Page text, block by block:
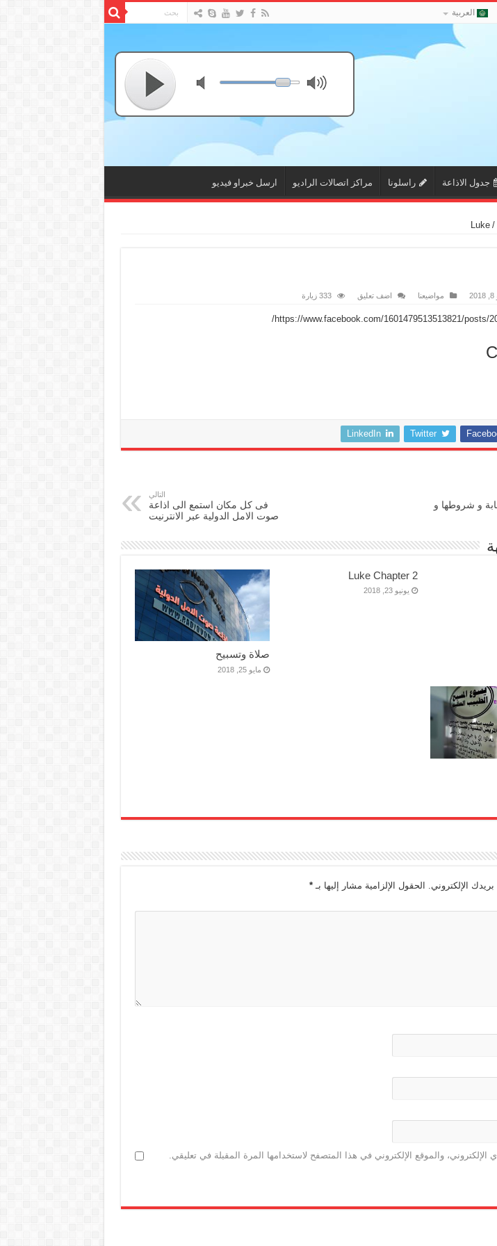
العربية
جدول الاذاعة راسلونا مراكز اتصالات الراديو ارسل خبراو فيديو
/
Luke
مواضيعنا اضف تعليق 333 زيارة
https://www.facebook.com/1601479513513821/posts/
Twitter
LinkedIn
و شروطها و
التالي
فى كل مكان استمع الى اذاعة
صوت الامل الدولية عبر الانترنيت
Luke Chapter 2
يونيو 23, 2018
صلاة وتسبيح
مايو 25, 2018
الإلكتروني. الحقول الإلزامية مشار إليها بـ*
والموقع الإلكتروني في هذا المتصفح لاستخدامها المرة المقبلة في تعليقي.